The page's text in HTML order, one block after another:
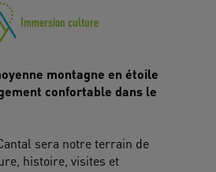
Immersion culture
montagne en étoile
confortable dans le
sera notre terrain de
histoire, visites et